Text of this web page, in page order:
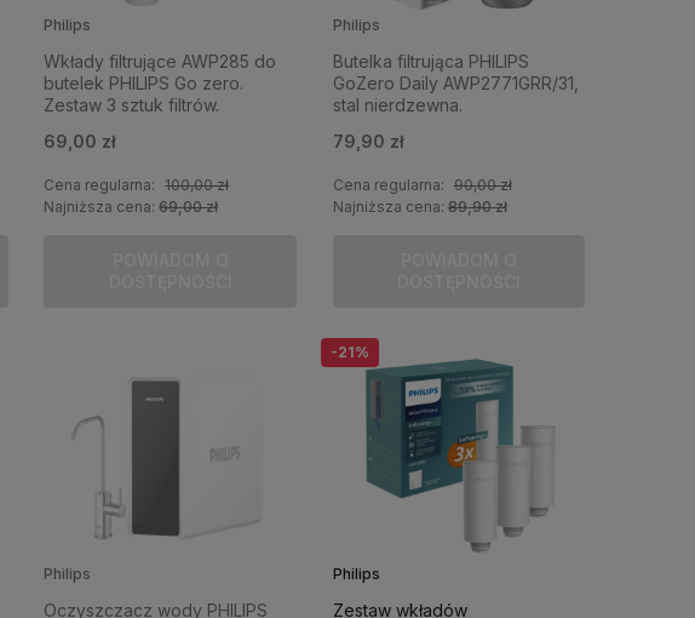
Philips
Wkłady filtrujące AWP285 do
butelek PHILIPS Go zero.
Zestaw 3 sztuk filtrów.
69,00 zł
Cena regularna:
100,00 zł
Najniższa cena:69,00 zł
Philips
Butelka filtrująca PHILIPS
GoZero Daily AWP2771GRR/31,
stal nierdzewna.
79,90 zł
Cena regularna: 90,00 zł
Najniższa cena:89,90 zł
Philips
Oczyszczacz wody PHILIPS
Philips
Zestaw wkładów
-21%